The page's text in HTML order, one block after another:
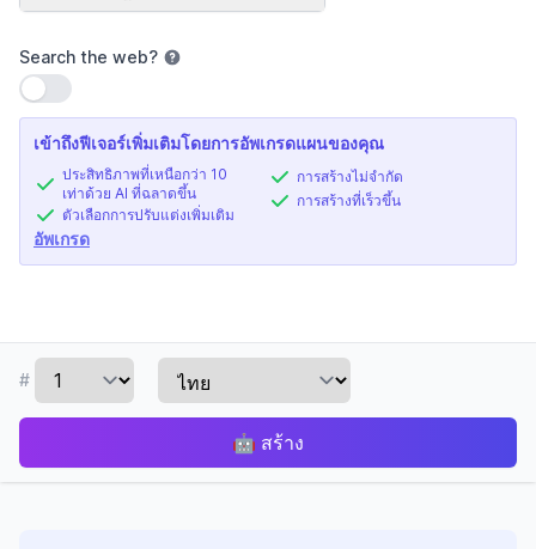
Search the web?
ใช้การตั้งค่า
เข้าถึงฟีเจอร์เพิ่มเติมโดยการอัพเกรดแผนของคุณ
ประสิทธิภาพที่เหนือกว่า 10
เท่าด้วย AI ที่ฉลาดขึ้น
ตัวเลือกการปรับแต่งเพิ่มเติม
การสร้างไม่จำกัด
การสร้างที่เร็วขึ้น
อัพเกรด
#
🤖 สร้าง